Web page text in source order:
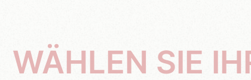
WÄHLEN SIE